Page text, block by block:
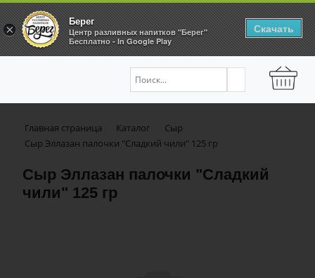
Главная страница Каталог
Сыр
Сыр Эллазан палочки "Сладкий чили" 125 гр
Сыр Эллазан палочки "Сладкий
чили" 125 гр
×
Берег
Центр разливных напитков "Берег"
Бесплатно - In Google Play
Скачать